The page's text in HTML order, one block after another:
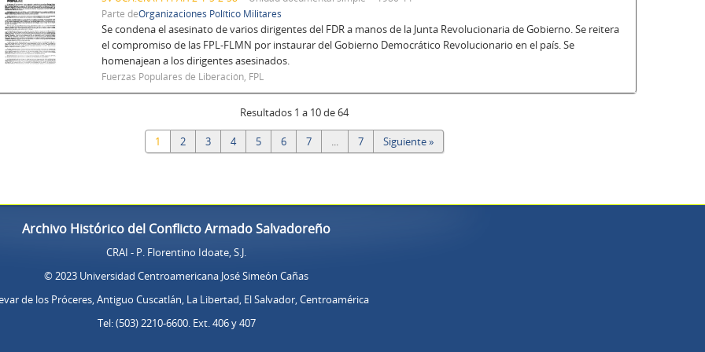
Parte deOrganizaciones Político Militares
Se condena el asesinato de varios dirigentes del FDR a manos de la Junta Revolucionaria de Gobierno. Se reitera
el compromiso de las FPL-FLMN por instaurar del Gobierno Democrático Revolucionario en el país. Se
homenajean a los dirigentes asesinados.
Fuerzas Populares de Liberación, FPL
Resultados 1 a 10 de 64
1 2 3 4 5 6 7 ... 7 Siguiente »
Archivo Histórico del Conflicto Armado Salvadoreño
CRAI - P. Florentino Idoate, S.J.
© 2023 Universidad Centroamericana José Simeón Cañas
de los Próceres, Antiguo Cuscatlán, La Libertad, El Salvador, Centroamérica
Tel: (503) 2210-6600. Ext. 406 y 407